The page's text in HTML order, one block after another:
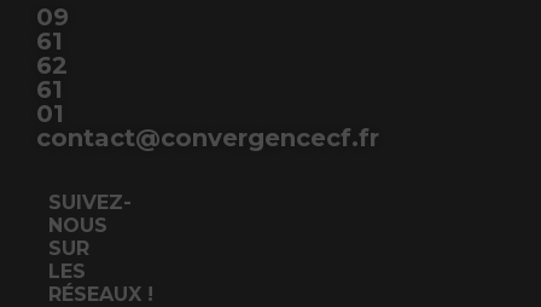
09
61
62
61
01
contact@convergencecf.fr
SUIVEZ-
NOUS
SUR
LES
RÉSEAUX !